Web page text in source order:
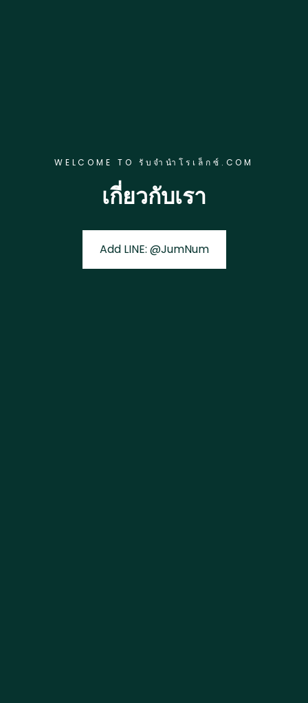
WELCOME TO รับจำนำโรเล็กซ์.COM
เกี่ยวกับเรา
Add LINE: @JumNum